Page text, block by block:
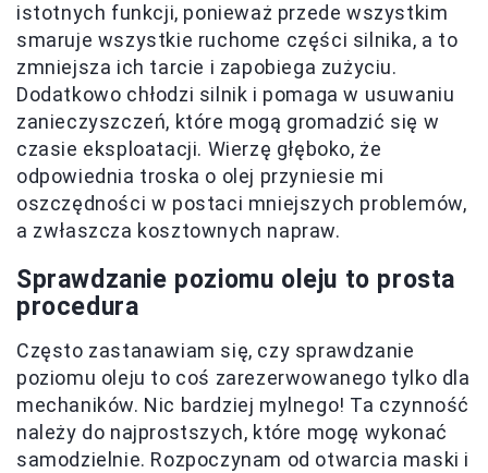
istotnych funkcji, ponieważ przede wszystkim
smaruje wszystkie ruchome części silnika, a to
zmniejsza ich tarcie i zapobiega zużyciu.
Dodatkowo chłodzi silnik i pomaga w usuwaniu
zanieczyszczeń, które mogą gromadzić się w
czasie eksploatacji. Wierzę głęboko, że
odpowiednia troska o olej przyniesie mi
oszczędności w postaci mniejszych problemów,
a zwłaszcza kosztownych napraw.
Sprawdzanie poziomu oleju to prosta
procedura
Często zastanawiam się, czy sprawdzanie
poziomu oleju to coś zarezerwowanego tylko dla
mechaników. Nic bardziej mylnego! Ta czynność
należy do najprostszych, które mogę wykonać
samodzielnie. Rozpoczynam od otwarcia maski i